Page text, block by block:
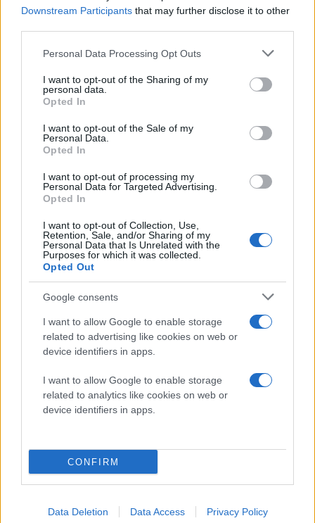
Downstream Participants that may further disclose it to other
Please note that this website/app uses one or more Google
not limited to your visit or usage behaviour. You may click to
grant or deny consent to Google and its third-party tags to
use your data for below specified purposes in below Google
consent section.
Personal Data Processing Opt Outs
I want to opt-out of the Sharing of my
personal data.
Opted In
I want to opt-out of the Sale of my
Personal Data.
Opted In
I want to opt-out of processing my
Personal Data for Targeted Advertising.
Opted In
I want to opt-out of Collection, Use,
Retention, Sale, and/or Sharing of my
Personal Data that Is Unrelated with the
Purposes for which it was collected.
Opted Out
Google consents
I want to allow Google to enable storage
related to advertising like cookies on web or
device identifiers in apps.
I want to allow Google to enable storage
related to analytics like cookies on web or
device identifiers in apps.
CONFIRM
Data Deletion Data Access Privacy Policy
Διαβάστε περισσότερα
χώρος εκδηλώσεων
στο Φράγμα Θέρμης
Αλλάζει σήμερα και